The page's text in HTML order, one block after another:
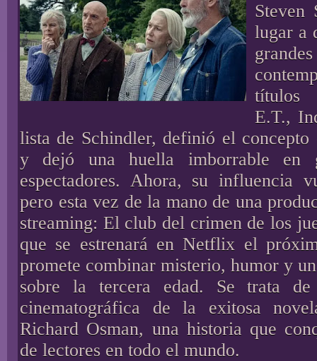
Steven
lugar a
títulos
E.T.,
lista de Schindler, definió el concepto
y dejó una huella imborrable en
espectadores. Ahora, su influencia
pero esta vez de la mano de una
streaming: El club del crimen de los
que se estrenará en Netflix el
promete combinar misterio, humor y
sobre la tercera edad. Se trata de
cinematográfica de la exitosa
Richard Osman, una historia que
de lectores en todo el mundo.